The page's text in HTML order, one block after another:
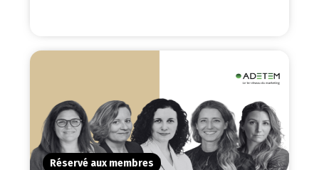
Réservé aux membres